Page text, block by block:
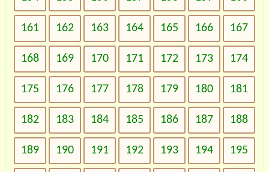
161 162 163 164 165 166 167
168 169 170 171 172 173 174
175 176 177 178 179 180 181
182 183 184 185 186 187 188
189 190 191 192 193 194 195